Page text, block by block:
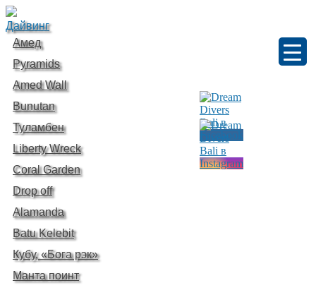
Дайвинг
Амед
Pyramids
Amed Wall
Bunutan
Туламбен
Liberty Wreck
Coral Garden
Drop off
Alamanda
Batu Kelebit
Кубу, «Бога рэк»
Манта поинт